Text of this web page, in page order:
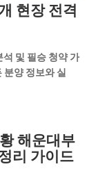
현장 전격
및 필승 청약 가
양 정보와 실
해운대부
리 가이드